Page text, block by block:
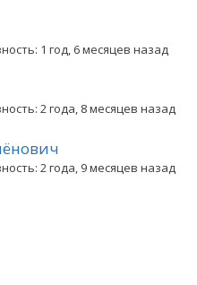
1 год, 6 месяцев назад
2 года, 8 месяцев назад
2 года, 9 месяцев назад